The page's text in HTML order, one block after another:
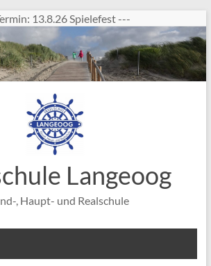
13.8.26 Spielefest ---
Langeoog
, Haupt- und Realschule